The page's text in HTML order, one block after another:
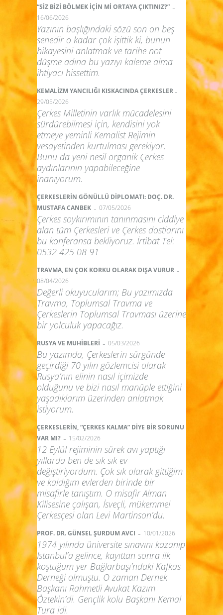
“SİZ BİZİ BÖLMEK İÇİN Mİ ORTAYA ÇIKTINIZ?” -
16/06/2026
Yazının başlığındaki sözü son on beş
senedir o kadar çok işittik ki, bunun
hikayesini anlatmak ve tarihe not
düşme adına bu yazıyı kaleme alma
ihtiyacı hissettim.
KEMALİZM YANCILIĞI KISKACINDA ÇERKESLER -
29/05/2026
Çerkes Milletinin varlık mücadelesini
sürdürebilmesi için, kendisini yok
etmeye yeminli Kemalist Rejimin
vesayetinden kurtulması gerekiyor.
Bunu da yeni nesil organik Çerkes
aydınlarının yapabileceğine
inanıyorum.
ÇERKESLERİN GÖNÜLLÜ DİPLOMATI: DOÇ. DR.
MUSTAFA CANBEK - 07/05/2026
Çerkes soykırımının tanınmasını ciddiye
alan tüm Çerkesleri ve Çerkes dostlarını
bu konferansa bekliyoruz. İrtibat Tel:
0532 425 08 91
TRAVMA, EN ÇOK KORKU OLARAK DIŞA VURUR -
08/04/2026
Değerli okuyucularım; Bu yazımızda
Travma, Toplumsal Travma ve
Çerkeslerin Toplumsal Travması üzerine
bir yolculuk yapacağız.
RUSYA VE MUHİBLERİ - 05/03/2026
Bu yazımda, Çerkeslerin sürgünde
geçirdiği 70 yılın gözlemcisi olarak
Rusya’nın elinin nasıl içimizde
olduğunu ve bizi nasıl manüple ettiğini
yaşadıklarım üzerinden anlatmak
istiyorum.
ÇERKESLERİN, “ÇERKES KALMA” DİYE BİR SORUNU
VAR MI? - 15/02/2026
12 Eylül rejiminin sürek avı yaptığı
yıllarda ben de sık sık ev
değiştiriyordum. Çok sık olarak gittiğim
ve kaldığım evlerden birinde bir
misafirle tanıştım. O misafir Alman
Kilisesine çalışan, İsveçli, mükemmel
Çerkesçesi olan Levi Martinson’du.
PROF. DR. GÜNSEL ŞURDUM AVCI - 10/01/2026
1974 yılında üniversite sınavını kazanıp
Istanbul’a gelince, kayıttan sonra ilk
koştuğum yer Bağlarbaşı’ndaki Kafkas
Derneği olmuştu. O zaman Dernek
Başkanı Rahmetli Avukat Kazım
Öztekin’di. Gençlik kolu Başkanı Kemal
Tura idi.